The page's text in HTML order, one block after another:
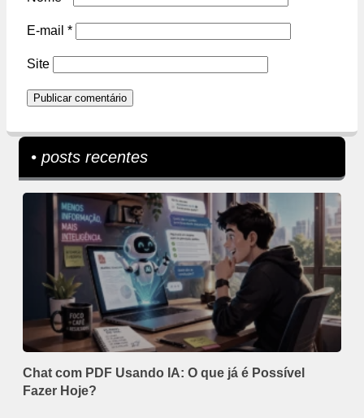
E-mail *
Site
• posts recentes
Chat com PDF Usando IA: O que já é Possível
Fazer Hoje?